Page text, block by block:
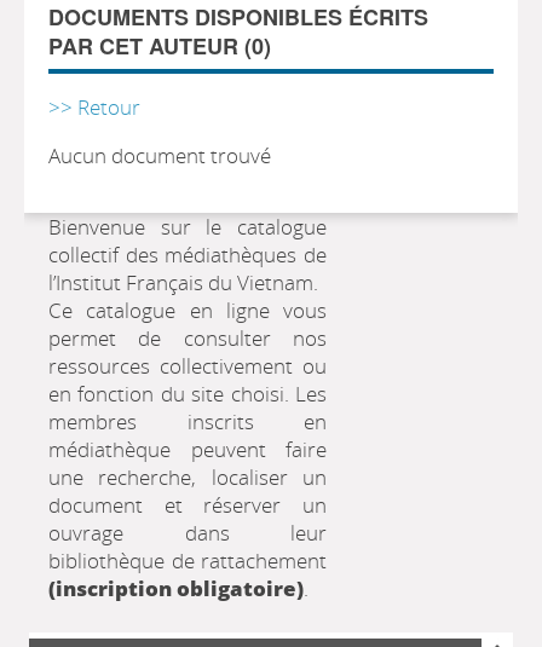
DOCUMENTS DISPONIBLES ÉCRITS
PAR CET AUTEUR (0)
>> Retour
Aucun document trouvé
Bienvenue sur le catalogue
collectif des médiathèques de
l’Institut Français du Vietnam.
Ce catalogue en ligne vous
permet de consulter nos
ressources collectivement ou
en fonction du site choisi. Les
membres inscrits en
médiathèque peuvent faire
une recherche, localiser un
document et réserver un
ouvrage dans leur
bibliothèque de rattachement
(inscription obligatoire).